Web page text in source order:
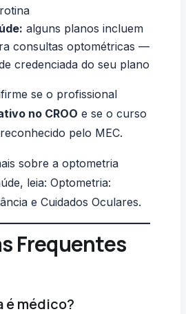
alguns planos incluem
consultas optométricas —
credenciada do seu plano
se o profissional
no CROO e se o curso
pelo MEC.
sobre a optometria
leia: Optometria:
e Cuidados Oculares.
Frequentes
médico?